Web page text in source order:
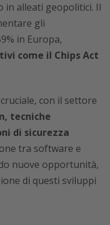
in alleati geopolitici. Il
gli
in Europa,
come il Chips Act
con il settore
tecniche
di sicurezza
tra software e
nuove opportunità,
di questi sviluppi